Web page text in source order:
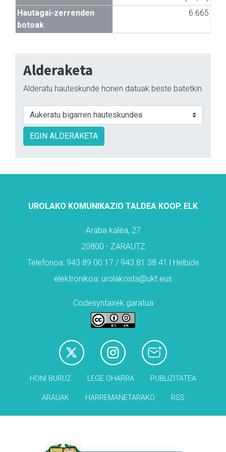
Hautagai-zerrenden
botoak
6.665
Alderaketa
Alderatu hauteskunde honen datuak beste batetkin
EGIN ALDERAKETA
UROLAKO KOMUNIKAZIO TALDEA KOOP. ELK
Araba kalea, 27
20800 - ZARAUTZ
Telefonoa: 943 89 00 17 / 943 81 38 41 | Helbide
elektronikoa: urolakosta@ukt.eus
Codesyntaxek garatua
HONI BURUZ LEGE OHARRA PUBLIZITATEA
ARAUAK HARREMANETARAKO RSS